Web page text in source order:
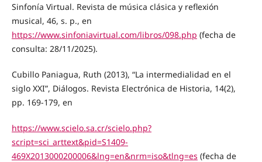
Sinfonía Virtual. Revista de música clásica y reflexión
musical, 46, s. p., en
https://www.sinfoniavirtual.com/libros/098.php (fecha de
consulta: 28/11/2025).
Cubillo Paniagua, Ruth (2013), “La intermedialidad en el
siglo XXI”, Diálogos. Revista Electrónica de Historia, 14(2),
pp. 169-179, en
https://www.scielo.sa.cr/scielo.php?
script=sci_arttext&pid=S1409-
469X2013000200006&lng=en&nrm=iso&tlng=es (fecha de